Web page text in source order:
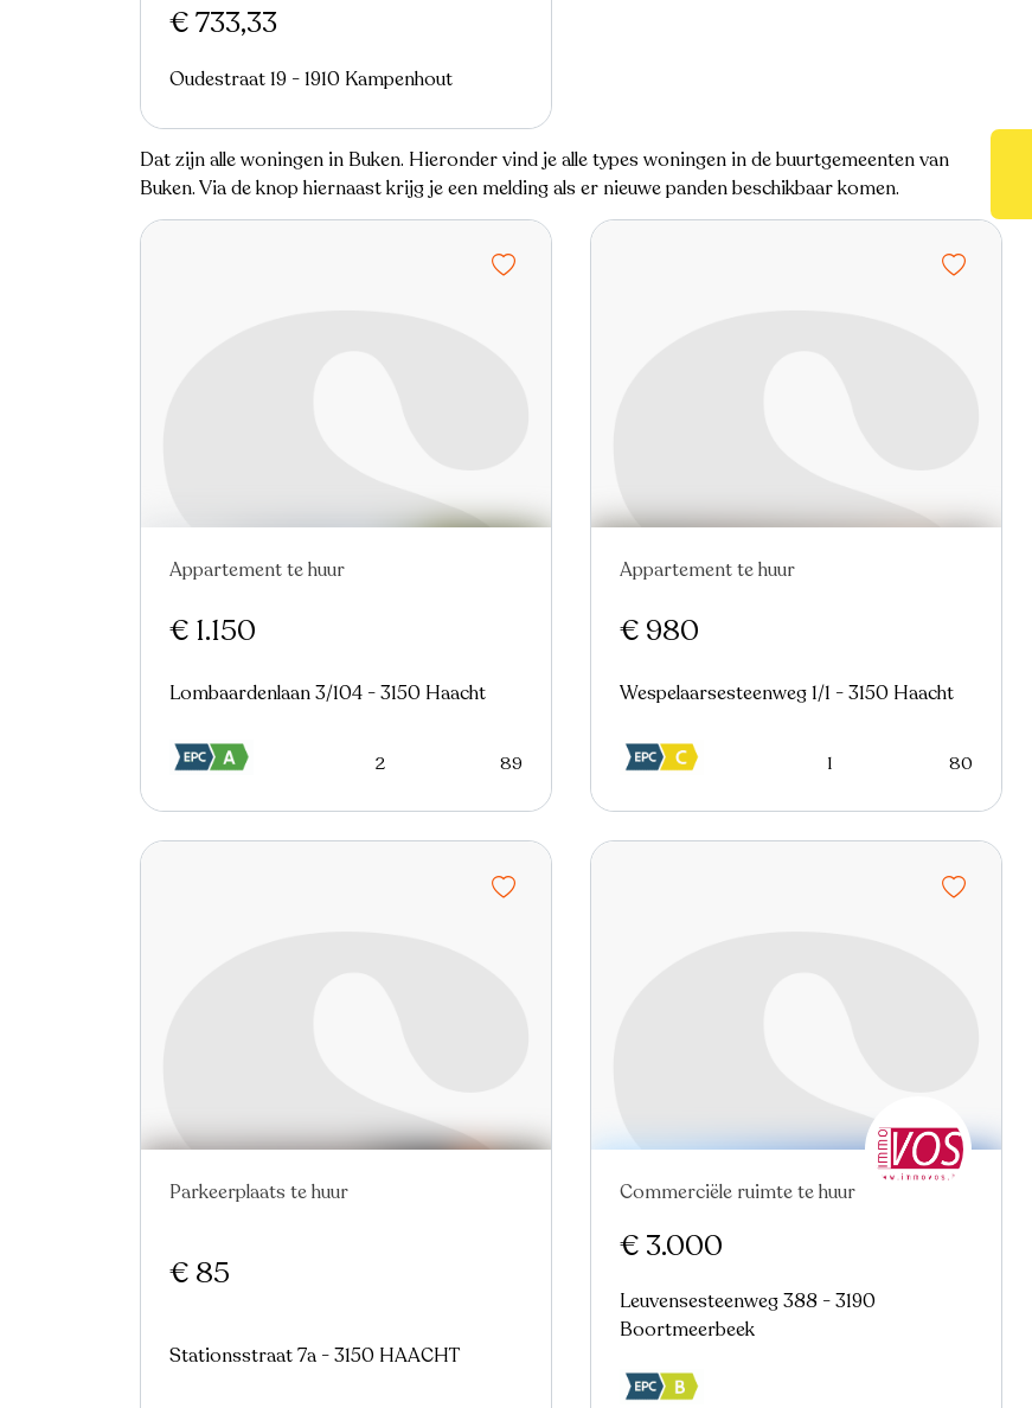
€ 733,33
Oudestraat 19 - 1910 Kampenhout
Dat zijn alle woningen in Buken. Hieronder vind je alle types woningen in de buurtgemeenten van
Buken. Via de knop hiernaast krijg je een melding als er nieuwe panden beschikbaar komen.
Nieuw
Appartement te huur
€ 1.150
Lombaardenlaan 3/104 - 3150 Haacht
2 89
Nieuw
Appartement te huur
€ 980
Wespelaarsesteenweg 1/1 - 3150 Haacht
1 80
Nieuw
Parkeerplaats te huur
€ 85
Stationsstraat 7a - 3150 HAACHT
Nieuw
Commerciële ruimte te huur
€ 3.000
Leuvensesteenweg 388 - 3190
Boortmeerbeek